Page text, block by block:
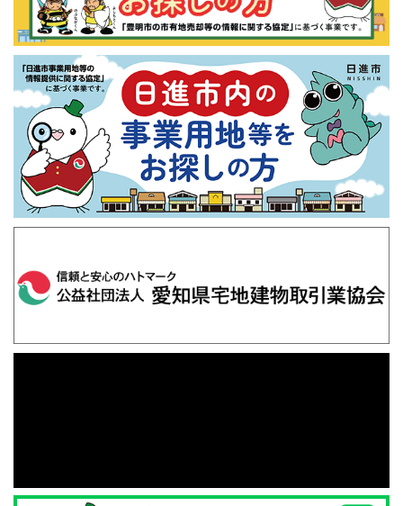
情報を提供し、成約後に成約情報(氏名は含みません。)
を提供して利用することがあります。
（８）価格査定に用いた成約情報は、宅地建物取引業法
第34条の2第2項に規定する「価格の根拠」として媒介の
依頼者に提供して利用することがあります。
（９）（１）～（８）以外にも、上記各目的を達成する
ために必要な範囲で、次の「個人情報の第三者提供につ
いて」記載の第三者に提供して利用することがありま
す。
当社は、法令等による場合を除き、本人の同意を得ずに
個人情報を第三者に提供することはありません。
当社は、本サイトの運営における個人情報の取り扱いに
ーの同意を得て個人情報を第三者との間で共同利用した